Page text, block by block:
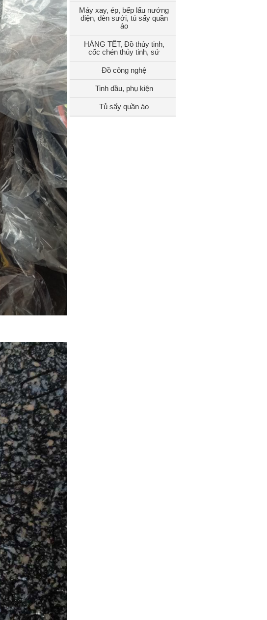
Máy xay, ép, bếp lẩu nướng
điện, đèn sưởi, tủ sấy quần
áo
HÀNG TẾT, Đồ thủy tinh,
cốc chén thủy tinh, sứ
Đồ công nghệ
Tinh dầu, phụ kiện
Tủ sấy quần áo